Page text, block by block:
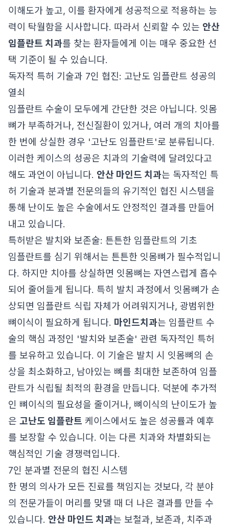
이해도가 높고, 이를 환자에게 성공적으로 적용하는 능
력이 탁월함을 시사합니다. 따라서 신뢰할 수 있는 안산
임플란트 치과를 찾는 환자들에게 이는 매우 중요한 선
택 기준이 될 수 있습니다.
독자적 특허 기술과 7인 협진: 고난도 임플란트 성공의
열쇠
임플란트 수술이 모두에게 간단한 것은 아닙니다. 잇몸
뼈가 부족하거나, 전신질환이 있거나, 여러 개의 치아를
한 번에 상실한 경우 '고난도 임플란트'로 분류됩니다.
이러한 케이스의 성공은 치과의 기술력에 달려있다고
해도 과언이 아닙니다. 안산 마인드 치과는 독자적인 특
허 기술과 분과별 전문의들의 유기적인 협진 시스템을
통해 난이도 높은 수술에서도 안정적인 결과를 만들어
내고 있습니다.
특허받은 발치와 보존술: 튼튼한 임플란트의 기초
임플란트를 심기 위해서는 튼튼한 잇몸뼈가 필수적입니
다. 하지만 치아를 상실하면 잇몸뼈는 자연스럽게 흡수
되어 줄어들게 됩니다. 특히 발치 과정에서 잇몸뼈가 손
상되면 임플란트 식립 자체가 어려워지거나, 광범위한
뼈이식이 필요하게 됩니다. 마인드치과는 임플란트 수
술의 핵심 과정인 '발치와 보존술' 관련 독자적인 특허
를 보유하고 있습니다. 이 기술은 발치 시 잇몸뼈의 손
상을 최소화하고, 남아있는 뼈를 최대한 보존하여 임플
란트가 식립될 최적의 환경을 만듭니다. 덕분에 추가적
인 뼈이식의 필요성을 줄이거나, 뼈이식의 난이도가 높
은 고난도 임플란트 케이스에서도 높은 성공률과 예후
를 보장할 수 있습니다. 이는 다른 치과와 차별화되는
핵심적인 기술 경쟁력입니다.
7인 분과별 전문의 협진 시스템
한 명의 의사가 모든 진료를 책임지는 것보다, 각 분야
의 전문가들이 머리를 맞댈 때 더 나은 결과를 만들 수
있습니다. 안산 마인드 치과는 보철과, 보존과, 치주과